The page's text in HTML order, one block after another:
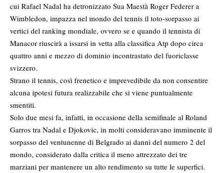
cui Rafael Nadal ha detronizzato Sua Maestà Roger Federer a
Wimbledon, impazza nel mondo del tennis il toto-sorpasso ai
vertici del ranking mondiale, ovvero se e quando il tennista di
Manacor riuscirà a issarsi in vetta alla classifica Atp dopo circa
quattro anni e mezzo di dominio incontrastato del fuoriclasse
svizzero.
Strano il tennis, così frenetico e imprevedibile da non consentire
alcuna ipotesi futura realizzabile che si viene puntualmente
smentiti.
Solo due mesi fa, infatti, in occasione della semifinale al Roland
Garros tra Nadal e Djokovic, in molti consideravano imminente il
sorpasso del ventunenne di Belgrado ai danni del numero 2 del
mondo, considerato dalla critica il meno attrezzato dei tre
marziani per mantenere un alto rendimento su tutte le superfici.